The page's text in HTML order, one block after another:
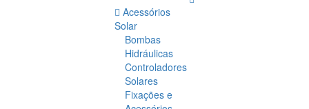
Acessórios
Solar
Bombas
Hidráulicas
Controladores
Solares
Fixações e